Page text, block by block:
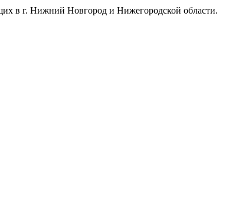
в г. Нижний Новгород и Нижегородской области.